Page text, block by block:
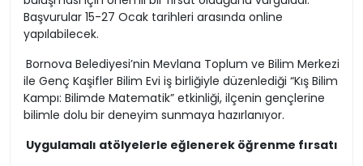
Başvurular 15-27 Ocak tarihleri arasında online
yapılabilecek.
Bornova Belediyesi’nin Mevlana Toplum ve Bilim Merkezi
ile Genç Kaşifler Bilim Evi iş birliğiyle düzenlediği “Kış Bilim
Kampı: Bilimde Matematik” etkinliği, ilçenin gençlerine
bilimle dolu bir deneyim sunmaya hazırlanıyor.
Uygulamalı atölyelerle eğlenerek öğrenme fırsatı